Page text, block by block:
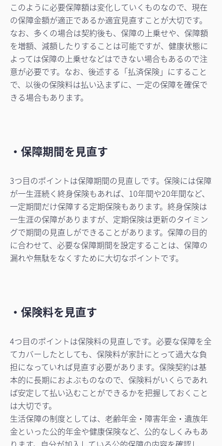
このように必要保障額は変化していくものなので、現在
の保障金額が適正であるか適宜見直すことが大切です。
なお、多くの場合は契約後も、保障の上乗せや、保障額
を増額、減額したりすることは可能ですが、健康状態に
よっては保障の上乗せなどはできない場合もあるので注
意が必要です。なお、後述する「払済保険」にすること
で、以後の保険料は払い込まずに、一定の保障を確保で
きる場合もあります。
・保障期間を見直す
3つ目のポイントは保障期間の見直しです。保険には保障
が一生涯続く終身保険もあれば、10年間や20年間など、
一定期間だけ保障する定期保険もあります。終身保険は
一生涯の保障がありますが、定期保険は更新のタイミン
グで期間の見直しができることがあります。保障の目的
に合わせて、必要な保障期間を設定することは、保障の
漏れや無駄をなくすために大切なポイントです。
・保険料を見直す
4つ目のポイントは保険料の見直しです。必要な保障を全
てカバーしたとしても、保険料が家計にとって過大な負
担になっていれば見直す必要があります。保険契約は基
本的に長期におよぶものなので、保険料がいくらであれ
ば安定して払い込むことができるかを把握しておくこと
は大切です。
生活保障の制度としては、老齢年金・障害年金・遺族年
金といった公的年金や健康保険など、公的なしくみもあ